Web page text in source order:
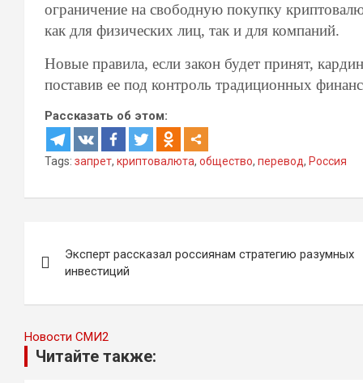
ограничение на свободную покупку
как для физических лиц, так и для компаний.
Новые правила, если закон будет принят,
поставив ее под контроль традиционных
Рассказать об этом:
Tags: запрет, криптовалюта, общество, перевод, Россия
по
записям
Эксперт рассказал россиянам стратегию разумных
инвестиций
Новости СМИ2
Читайте также: